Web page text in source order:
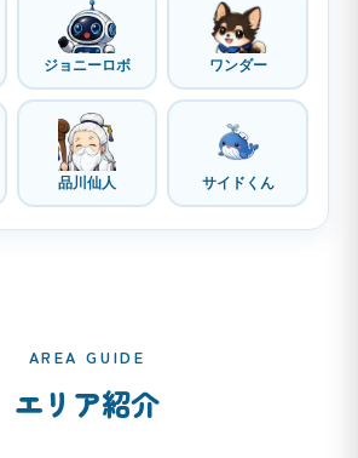
ジョニーロボ ワンダー
品川仙人 サイドくん
AREA GUIDE
エリア紹介